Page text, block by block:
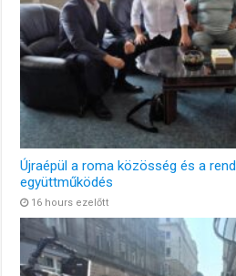
Újraépül a roma közösség és a
együttműködés
16 hours ezelőtt